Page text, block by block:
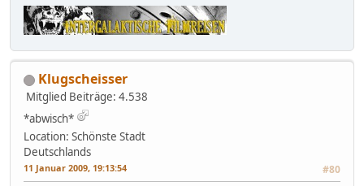
Klugscheisser
Mitglied Beiträge: 4.538
*abwisch*
Location: Schönste Stadt
Deutschlands
11 Januar 2009, 19:13:54 #80